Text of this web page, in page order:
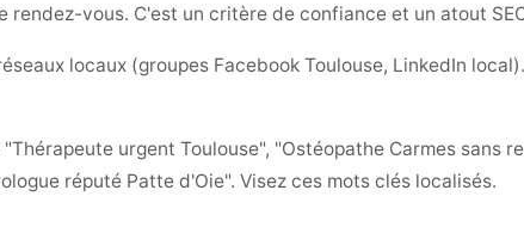
vous. C'est un critère de confiance et un atout
locaux (groupes Facebook Toulouse, LinkedIn
"Thérapeute urgent Toulouse", "Ostéopathe Carmes sans
réputé Patte d'Oie". Visez ces mots clés localisés.